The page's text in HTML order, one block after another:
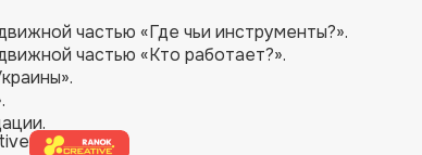
частью «Где чьи инструменты?».
частью «Кто работает?».